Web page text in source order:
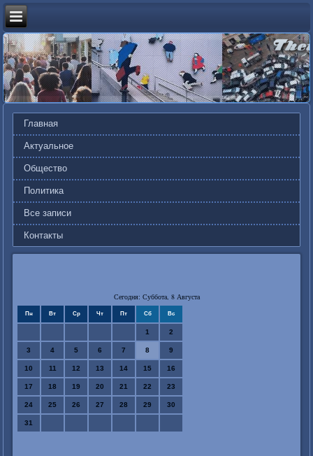
Главная
Актуальное
Общество
Политика
Все записи
Контакты
Сегодня: Суббота, 8 Августа
Пн Вт Ср Чт Пт Сб Вс
1 2
3 4 5 6 7 8 9
10 11 12 13 14 15 16
17 18 19 20 21 22 23
24 25 26 27 28 29 30
31